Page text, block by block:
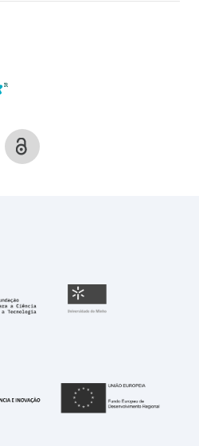
Fundação para a
República Portuguesa